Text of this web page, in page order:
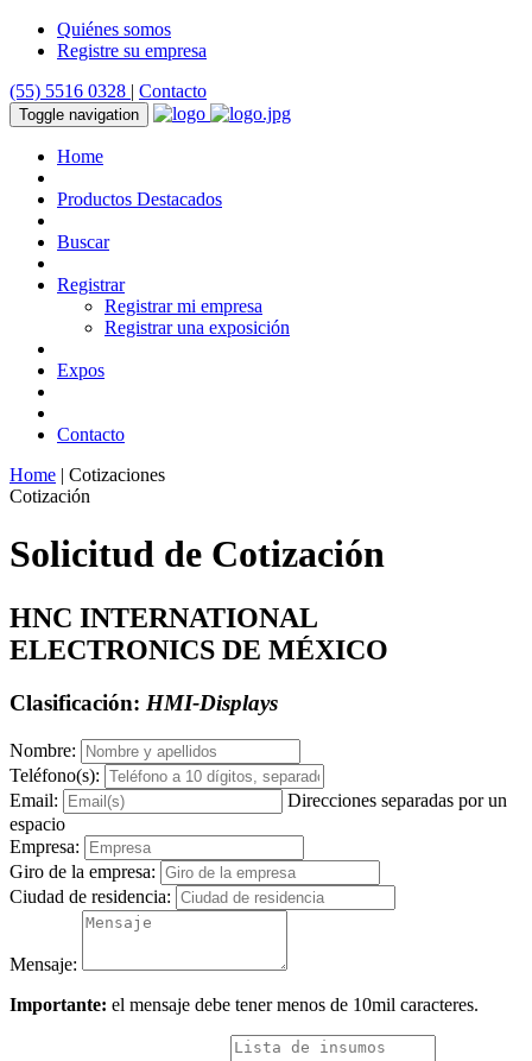
Quiénes somos
Registre su empresa
(55) 5516 0328 | Contacto
Toggle navigation
Home
Productos Destacados
Buscar
Registrar
Registrar mi empresa
Registrar una exposición
Expos
Contacto
Home | Cotizaciones
Cotización
Solicitud de Cotización
HNC INTERNATIONAL
ELECTRONICS DE MÉXICO
Clasificación: HMI-Displays
Nombre:
Teléfono(s):
Email:
Direcciones separadas por un
espacio
Empresa:
Giro de la empresa:
Ciudad de residencia:
Mensaje:
Importante: el mensaje debe tener menos de 10mil caracteres.